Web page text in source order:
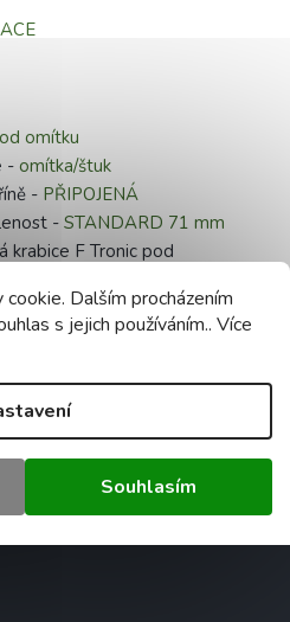
Dalším procházením
s jejich používáním.. Více
Souhlasím
omítku
- omítka/štuk
- PŘIPOJENÁ
- STANDARD 71 mm
krabice F Tronic pod
plastu v černé barvě.